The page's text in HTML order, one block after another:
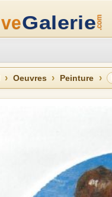
Oeuvres Peinture